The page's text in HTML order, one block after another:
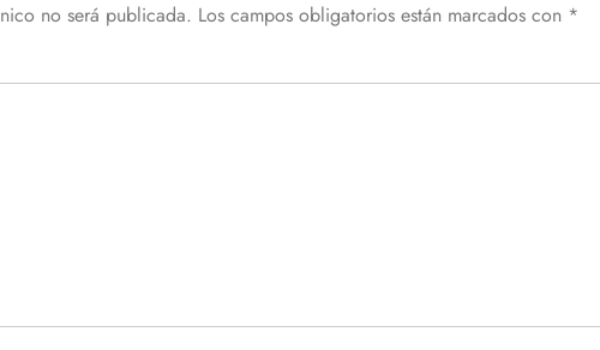
no será publicada. Los campos obligatorios están marcados con *